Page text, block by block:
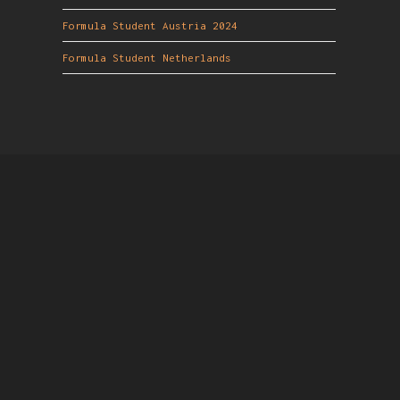
Formula Student Austria 2024
Formula Student Netherlands